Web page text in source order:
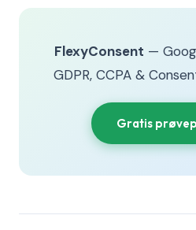
FlexyConsent —
GDPR, CCPA &
Gratis